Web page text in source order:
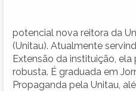
potencial nova reitora da
(Unitau). Atualmente
Extensão da instituição,
robusta. É graduada em
Propaganda pela Unitau,